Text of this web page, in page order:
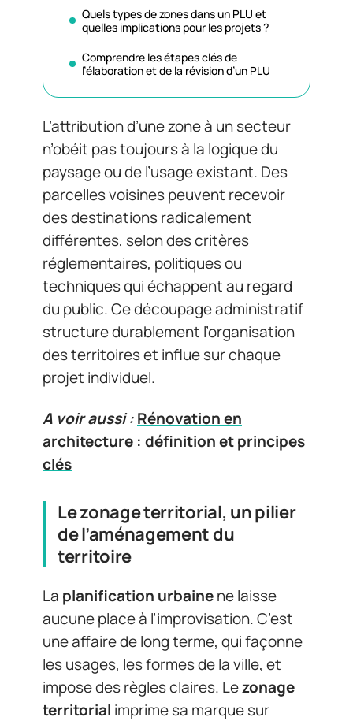
Quels types de zones dans un PLU et
quelles implications pour les projets ?
Comprendre les étapes clés de
l’élaboration et de la révision d’un PLU
L’attribution d’une zone à un secteur
n’obéit pas toujours à la logique du
paysage ou de l’usage existant. Des
parcelles voisines peuvent recevoir
des destinations radicalement
différentes, selon des critères
réglementaires, politiques ou
techniques qui échappent au regard
du public. Ce découpage administratif
structure durablement l’organisation
des territoires et influe sur chaque
projet individuel.
A voir aussi :Rénovation en
architecture : définition et principes
clés
Le zonage territorial, un pilier
de l’aménagement du
territoire
La planification urbainene laisse
aucune place à l’improvisation. C’est
une affaire de long terme, qui façonne
les usages, les formes de la ville, et
impose des règles claires. Lezonage
territorial imprime sa marque sur